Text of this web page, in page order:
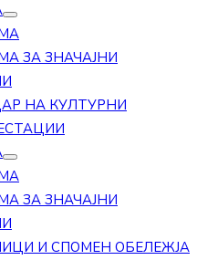
ЗА ЗНАЧАЈНИ
НА КУЛТУРНИ
ЗА ЗНАЧАЈНИ
И СПОМЕН ОБЕЛЕЖЈА